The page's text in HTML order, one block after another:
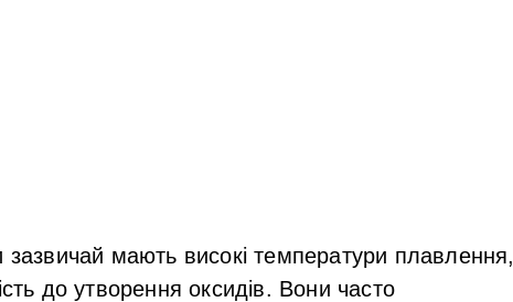
зазвичай мають високі температури плавлення,
до утворення оксидів. Вони часто